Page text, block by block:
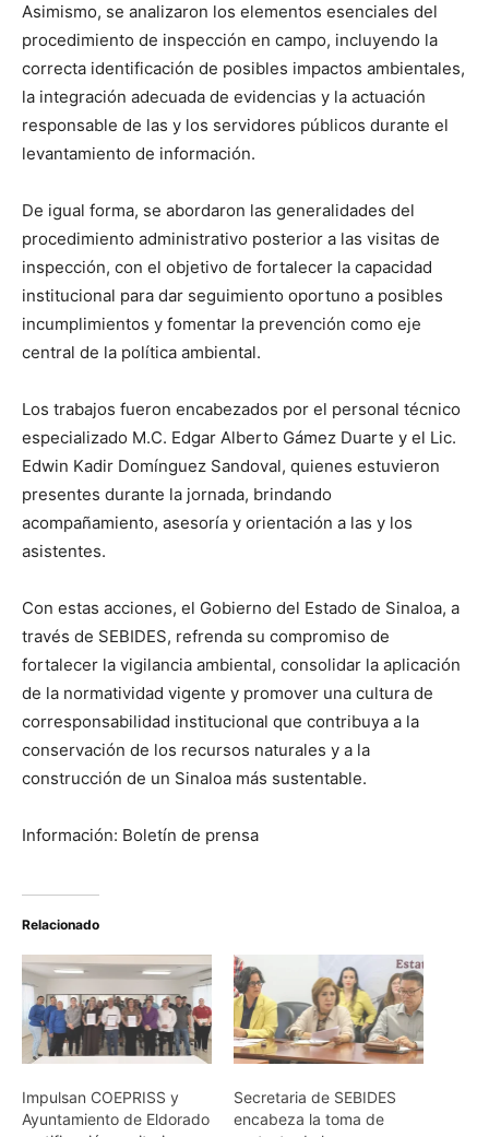
Asimismo, se analizaron los elementos esenciales del
procedimiento de inspección en campo, incluyendo la
correcta identificación de posibles impactos ambientales,
la integración adecuada de evidencias y la actuación
responsable de las y los servidores públicos durante el
levantamiento de información.
De igual forma, se abordaron las generalidades del
procedimiento administrativo posterior a las visitas de
inspección, con el objetivo de fortalecer la capacidad
institucional para dar seguimiento oportuno a posibles
incumplimientos y fomentar la prevención como eje
central de la política ambiental.
Los trabajos fueron encabezados por el personal técnico
especializado M.C. Edgar Alberto Gámez Duarte y el Lic.
Edwin Kadir Domínguez Sandoval, quienes estuvieron
presentes durante la jornada, brindando
acompañamiento, asesoría y orientación a las y los
asistentes.
Con estas acciones, el Gobierno del Estado de Sinaloa, a
través de SEBIDES, refrenda su compromiso de
fortalecer la vigilancia ambiental, consolidar la aplicación
de la normatividad vigente y promover una cultura de
corresponsabilidad institucional que contribuya a la
conservación de los recursos naturales y a la
construcción de un Sinaloa más sustentable.
Información: Boletín de prensa
Relacionado
Impulsan COEPRISS y
Ayuntamiento de Eldorado
Secretaria de SEBIDES
encabeza la toma de